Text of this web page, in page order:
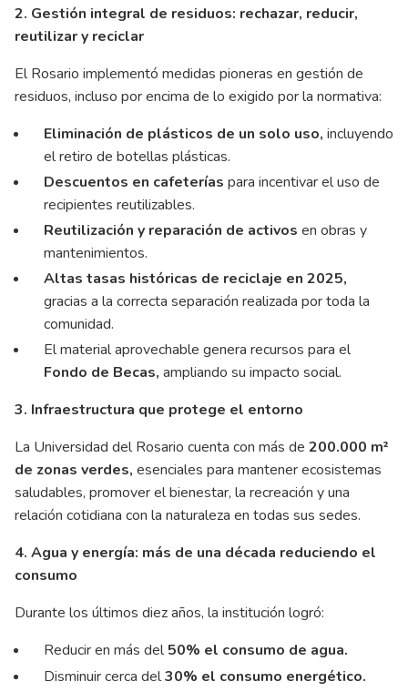
2. Gestión integral de residuos: rechazar, reducir,
reutilizar y reciclar
El Rosario implementó medidas pioneras en gestión de
residuos, incluso por encima de lo exigido por la normativa:
Eliminación de plásticos de un solo uso, incluyendo
el retiro de botellas plásticas.
Descuentos en cafeterías para incentivar el uso de
recipientes reutilizables.
Reutilización y reparación de activos en obras y
mantenimientos.
Altas tasas históricas de reciclaje en 2025,
gracias a la correcta separación realizada por toda la
comunidad.
El material aprovechable genera recursos para el
Fondo de Becas, ampliando su impacto social.
3. Infraestructura que protege el entorno
La Universidad del Rosario cuenta con más de 200.000 m²
de zonas verdes, esenciales para mantener ecosistemas
saludables, promover el bienestar, la recreación y una
relación cotidiana con la naturaleza en todas sus sedes.
4. Agua y energía: más de una década reduciendo el
consumo
Durante los últimos diez años, la institución logró:
Reducir en más del50% el consumo de agua.
Disminuir cerca del30% el consumo energético.